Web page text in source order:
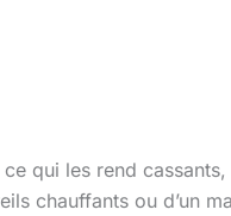
qui les rend
chauffants ou d’un